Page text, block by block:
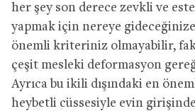
her şey son derece zevkli ve
yapmak için nereye
önemli kriteriniz olmayabilir,
çeşit mesleki deformasyon
Ayrıca bu ikili dışındaki en
heybetli cüssesiyle evin